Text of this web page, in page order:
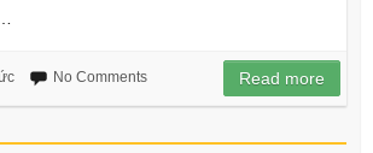
No Comments Read more